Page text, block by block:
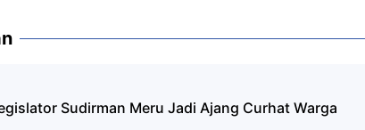
Sudirman Meru Jadi Ajang Curhat Warga